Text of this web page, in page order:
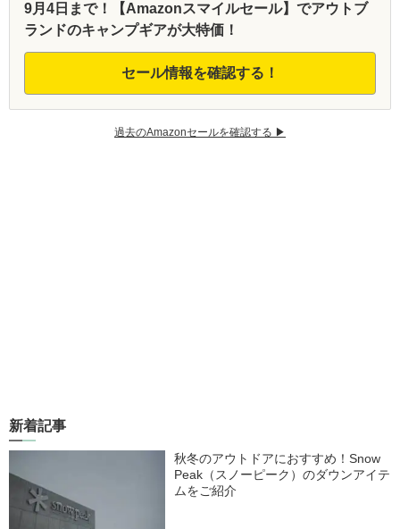
9月4日まで！【Amazonスマイルセール】でアウトブ
ランドのキャンプギアが大特価！
セール情報を確認する！
過去のAmazonセールを確認する ▶︎
新着記事
秋冬のアウトドアにおすすめ！Snow
Peak（スノーピーク）のダウンアイテ
ムをご紹介